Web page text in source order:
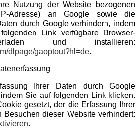
Nutzung der Website bezogenen
Adresse) an Google sowie die
durch Google verhindern, indem
Link verfügbare Browser-
und installieren:
dlpage/gaoptout?hl=de.
Ihrer Daten durch Google
Sie auf folgenden Link klicken.
gesetzt, der die Erfassung Ihrer
Besuchen dieser Website verhindert:
.